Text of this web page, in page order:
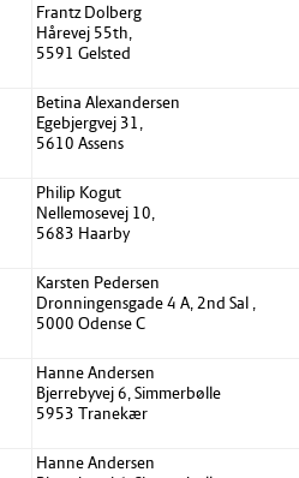
Frantz Dolberg
Hårevej 55th,
5591 Gelsted
Betina Alexandersen
Egebjergvej 31,
5610 Assens
Philip Kogut
Nellemosevej 10,
5683 Haarby
Karsten Pedersen
Dronningensgade 4 A, 2nd Sal ,
5000 Odense C
Hanne Andersen
Bjerrebyvej 6, Simmerbølle
5953 Tranekær
Hanne Andersen